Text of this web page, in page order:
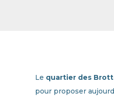
Le quartier des
pour proposer